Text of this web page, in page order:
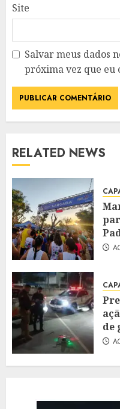
Site
Salvar meus dados
próxima vez que eu
RELATED NEWS
de